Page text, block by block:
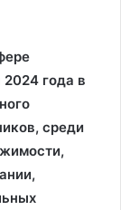
года в
среди